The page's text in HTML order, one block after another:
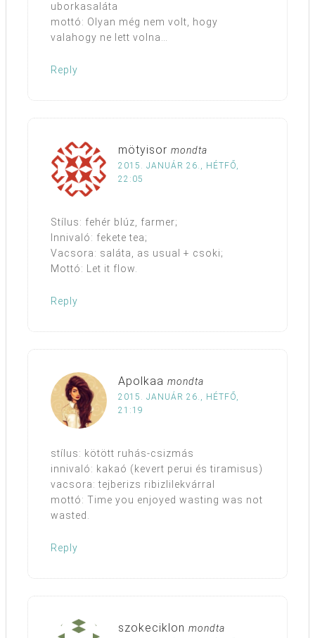
uborkasaláta
mottó: Olyan még nem volt, hogy
valahogy ne lett volna…
Reply
mötyisor mondta
2015. JANUÁR 26., HÉTFŐ,
22:05
Stílus: fehér blúz, farmer;
Innivaló: fekete tea;
Vacsora: saláta, as usual + csoki;
Mottó: Let it flow.
Reply
Apolkaa mondta
2015. JANUÁR 26., HÉTFŐ,
21:19
stílus: kötött ruhás-csizmás
innivaló: kakaó (kevert perui és tiramisus)
vacsora: tejberizs ribizlilekvárral
mottó: Time you enjoyed wasting was not
wasted.
Reply
szokeciklon mondta